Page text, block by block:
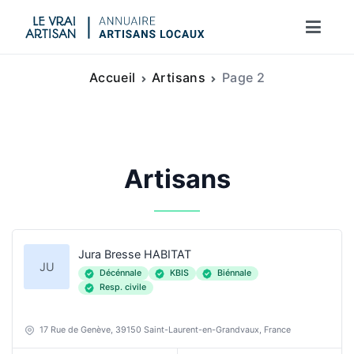
Accueil Artisans Page 2
Artisans
JU
Jura Bresse HABITAT
Décénnale KBIS
Biénnale
Resp. civile
17 Rue de Genève, 39150 Saint-Laurent-en-Grandvaux, France